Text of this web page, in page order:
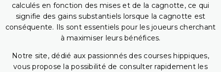
calculés en fonction des mises et de la cagnotte, ce qui
signifie des gains substantiels lorsque la cagnotte est
conséquente. Ils sont essentiels pour les joueurs cherchant
à maximiser leurs bénéfices.
Notre site, dédié aux passionnés des courses hippiques,
vous propose la possibilité de consulter rapidement les